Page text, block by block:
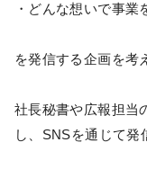
・どんな想いで事
を発信する企画を考
社長秘書や広報担当
し、SNSを通じて発